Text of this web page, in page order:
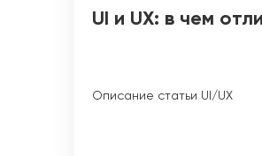
UI и UX: в чем
Описание статьи UI/UX